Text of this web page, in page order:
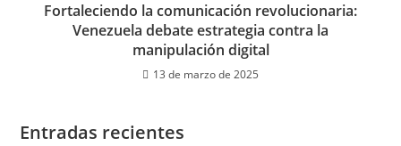
Fortaleciendo la comunicación revolucionaria:
Venezuela debate estrategia contra la
manipulación digital
13 de marzo de 2025
Entradas recientes